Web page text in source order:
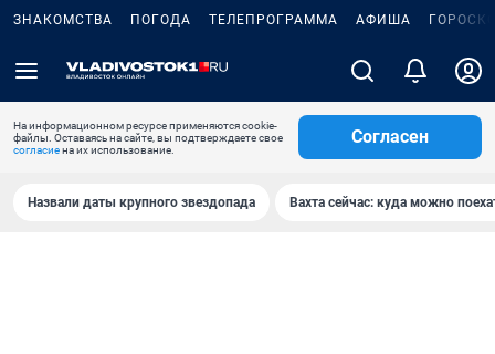
ЗНАКОМСТВА ПОГОДА ТЕЛЕПРОГРАММА АФИША
На информационном ресурсе применяются cookie-
файлы. Оставаясь на сайте, вы подтверждаете свое
согласиена их использование.
Согласен
Назвали даты крупного звездопада Вахта сейчас: куда можно